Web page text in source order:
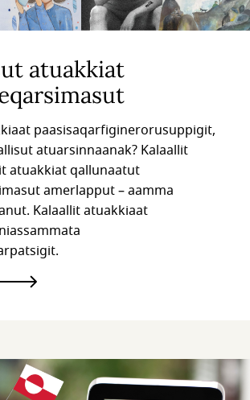
atuakkiat
paasisaqarfiginerorusuppigit,
atuarsinnaanak? Kalaallit
atuakkiat qallunaatut
amerlapput – aamma
Kalaallit atuakkiaat